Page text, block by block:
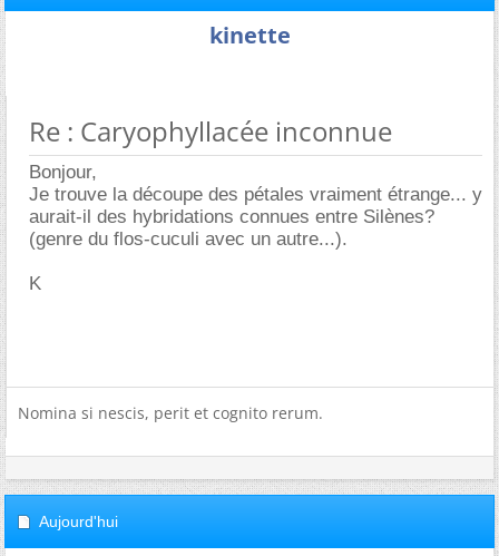
kinette
Re : Caryophyllacée inconnue
Bonjour,
Je trouve la découpe des pétales vraiment étrange... y
aurait-il des hybridations connues entre Silènes?
(genre du flos-cuculi avec un autre...).
K
Nomina si nescis, perit et cognito rerum.
Aujourd'hui